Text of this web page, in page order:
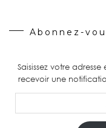
Abonnez-
Saisissez votre
recevoir une